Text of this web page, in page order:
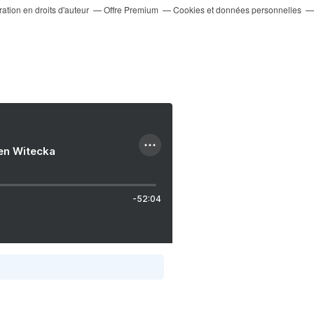
en droits d'auteur Offre Premium
Cookies et données personnelles
Witecka
-52:04